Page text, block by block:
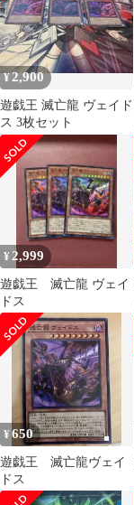
¥2,900
遊戯王 滅亡龍 ヴェイド
ス 3枚セット
¥ 2,999
遊戯王 滅亡龍 ヴェイ
ドス
¥650
遊戯王 滅亡龍ヴェイ
ドス